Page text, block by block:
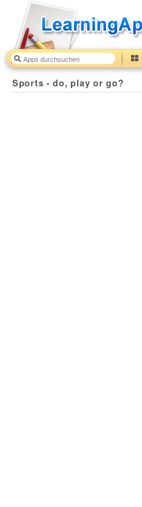
Sports - do, play or go?
Sports - do, play or go?